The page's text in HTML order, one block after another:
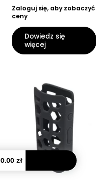
Zaloguj się, aby zobaczyć
ceny
Dowiedz się
więcej
0.00 zł